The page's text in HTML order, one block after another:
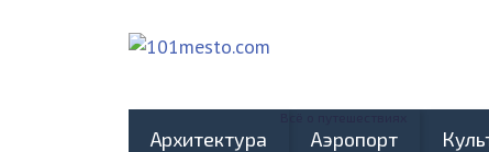
Архитектура Аэропорт